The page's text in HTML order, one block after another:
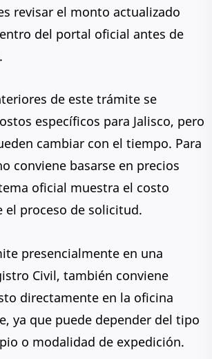
revisar el monto actualizado
del portal oficial antes de
de este trámite se
específicos para Jalisco, pero
cambiar con el tiempo. Para
conviene basarse en precios
oficial muestra el costo
el proceso de solicitud.
presencialmente en una
Civil, también conviene
directamente en la oficina
ya que puede depender del tipo
o modalidad de expedición.